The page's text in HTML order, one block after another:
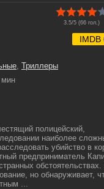
3.5/5 (66 гол.)
, Триллеры
мин
IMDB
полицейский,
наиболее
убийство в
предприниматель
обстоятельствах.
но обнаруживает,
...